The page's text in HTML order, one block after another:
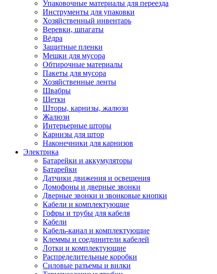
Упаковочные материалы для переезда
Инструменты для упаковки
Хозяйственный инвентарь
Веревки, шпагаты
Вёдра
Защитные пленки
Мешки для мусора
Обтирочные материалы
Пакеты для мусора
Хозяйственные ленты
Швабры
Щетки
Шторы, карнизы, жалюзи
Жалюзи
Интерьерные шторы
Карнизы для штор
Наконечники для карнизов
Электрика
Батарейки и аккумуляторы
Батарейки
Датчики движения и освещения
Домофоны и дверные звонки
Дверные звонки и звонковые кнопки
Кабели и комплектующие
Гофры и трубы для кабеля
Кабели
Кабель-канал и комплектующие
Клеммы и соединители кабелей
Лотки и комплектующие
Распределительные коробки
Силовые разъемы и вилки